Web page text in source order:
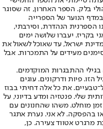
בלק. הספר האחרון, זה שסוגר
הנוער של הספרייה
הספרנית הנהדרת, וסירבתי,
בקריז. יעברו שלושה ימים
ישראל, עד שאוכל לשאול את
מעידים על התמכרות. אבל
ההתבגרות המוקדמים.
פיות ודרקונים. עוגים
את כל אלה דחיתי בבוז
שלי. פנטזיה ומדע בדיוני, על
זמן מוחלט. משהו שהחנונים עם
בהפסקה. לא אני. נערת אתגר
מרגרט אטווד צעירה. כן,